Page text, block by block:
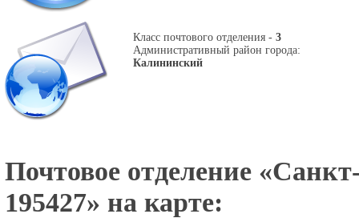
Класс почтового отделения - 3
Административный район города:
Калининский
Почтовое отделение «
195427» на карте: